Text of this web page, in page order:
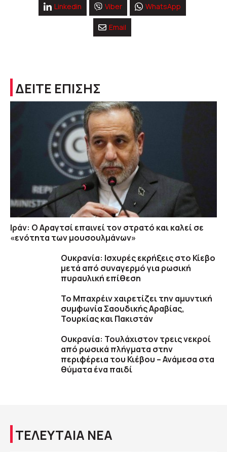
Linkedin Viber WhatsApp
Email
ΔΕΙΤΕ ΕΠΙΣΗΣ
Ιράν: Ο Αραγτσί επαινεί τον στρατό και καλεί σε
«ενότητα των μουσουλμάνων»
Ουκρανία: Ισχυρές εκρήξεις στο Κίεβο
μετά από συναγερμό για ρωσική
πυραυλική επίθεση
Το Μπαχρέιν χαιρετίζει την αμυντική
συμφωνία Σαουδικής Αραβίας,
Τουρκίας και Πακιστάν
Ουκρανία: Τουλάχιστον τρεις νεκροί
από ρωσικά πλήγματα στην
περιφέρεια του Κιέβου – Ανάμεσα στα
θύματα ένα παιδί
ΤΕΛΕΥΤΑΙΑ ΝΕΑ